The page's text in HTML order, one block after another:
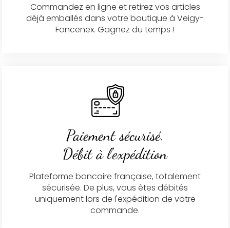
Commandez en ligne et retirez vos articles
déjà emballés dans votre boutique à Veigy-
Foncenex. Gagnez du temps !
Paiement sécurisé.
Débit à l'expédition
Plateforme bancaire française, totalement
sécurisée. De plus, vous êtes débités
uniquement lors de l'expédition de votre
commande.